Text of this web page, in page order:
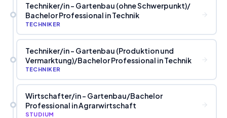
Techniker/in - Gartenbau (ohne Schwerpunkt)/
Bachelor Professional in Technik
TECHNIKER
Techniker/in - Gartenbau (Produktion und
Vermarktung)/Bachelor Professional in Technik
TECHNIKER
Wirtschafter/in - Gartenbau/Bachelor
Professional in Agrarwirtschaft
STUDIUM